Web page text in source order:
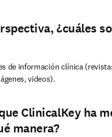
¿cuáles
de información clínica
videos).
ClinicalKey ha
manera?